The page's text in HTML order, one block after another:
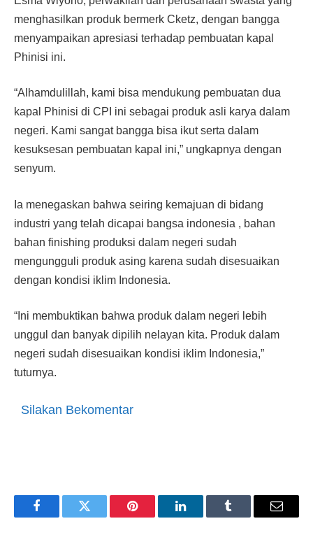
menghasilkan produk bermerk Cketz, dengan bangga
menyampaikan apresiasi terhadap pembuatan kapal
Phinisi ini.
“Alhamdulillah, kami bisa mendukung pembuatan dua
kapal Phinisi di CPI ini sebagai produk asli karya dalam
negeri. Kami sangat bangga bisa ikut serta dalam
kesuksesan pembuatan kapal ini,” ungkapnya dengan
senyum.
Ia menegaskan bahwa seiring kemajuan di bidang
industri yang telah dicapai bangsa indonesia , bahan
bahan finishing produksi dalam negeri sudah
mengungguli produk asing karena sudah disesuaikan
dengan kondisi iklim Indonesia.
“Ini membuktikan bahwa produk dalam negeri lebih
unggul dan banyak dipilih nelayan kita. Produk dalam
negeri sudah disesuaikan kondisi iklim Indonesia,”
tuturnya.
Silakan Bekomentar
FacebookTwitter Pinterest LinkedInTumblr Email